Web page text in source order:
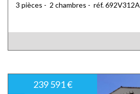
3 pièces - 2 chambres - réf. 692V312A
239 591 €